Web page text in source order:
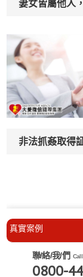
真實案例
聯/絡/我/們
0800-